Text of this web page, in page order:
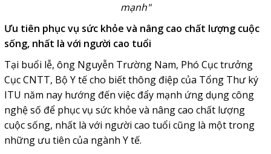
mạnh"
Ưu tiên phục vụ sức khỏe và nâng cao chất lượng cuộc
sống, nhất là với người cao tuổi
Tại buổi lễ, ông Nguyễn Trường Nam, Phó Cục trưởng
Cục CNTT, Bộ Y tế cho biết thông điệp của Tổng Thư ký
ITU năm nay hướng đến việc đẩy mạnh ứng dụng công
nghệ số để phục vụ sức khỏe và nâng cao chất lượng
cuộc sống, nhất là với người cao tuổi cũng là một trong
những ưu tiên của ngành Y tế.